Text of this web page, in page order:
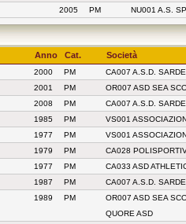
2005 PM NU001 A.S.
Anno Cat. Società
2000 PM
CA007 A.S.D.
2001 PM
OR007 ASD SEA
2008 PM
CA007 A.S.D.
1985 PM
VS001
1977 PM
VS001
1979 PM
CA028
1977 PM
CA033 ASD
1987 PM
CA007 A.S.D.
1989 PM
OR007 ASD SEA
QUORE ASD